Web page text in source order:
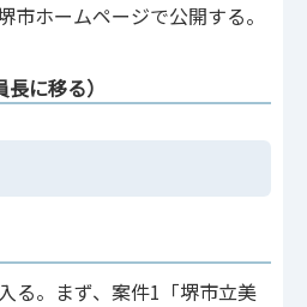
市ホームページで公開する。
に移る）
る。まず、案件1「堺市立美